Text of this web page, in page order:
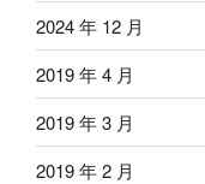
2024 年 12 月
2019 年 4 月
2019 年 3 月
2019 年 2 月